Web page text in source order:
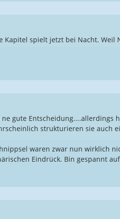
Kapitel spielt jetzt bei Nacht. Weil
ne gute Entscheidung....allerdings
strukturieren sie auch
waren zwar nun wirklich
Eindrück. Bin gespannt